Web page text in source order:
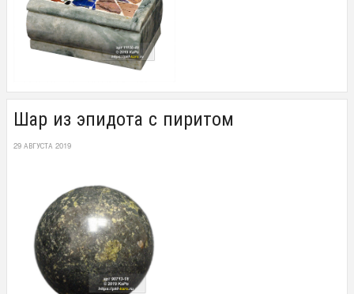
Шар из эпидота с пиритом
29 АВГУСТА 2019